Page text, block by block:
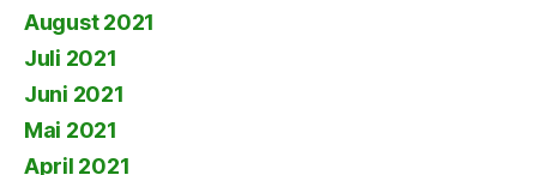
August 2021
Juli 2021
Juni 2021
Mai 2021
April 2021